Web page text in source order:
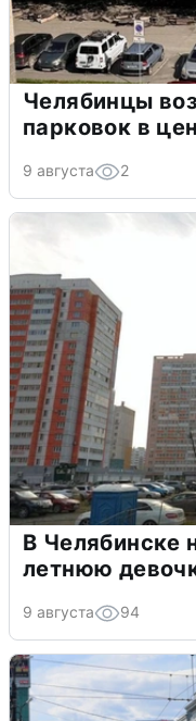
Челябинцы
парковок в
9 августа 2
В Челябинске
летнюю
9 августа 94